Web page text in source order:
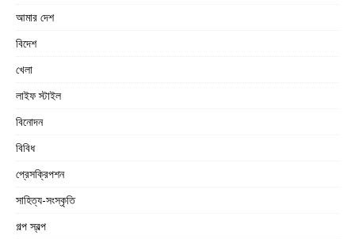
আমার দেশ
বিদেশ
খেলা
লাইফ স্টাইল
বিনোদন
বিবিধ
প্রেসক্রিপশন
সাহিত্য-সংস্কৃতি
গল্প স্বল্প